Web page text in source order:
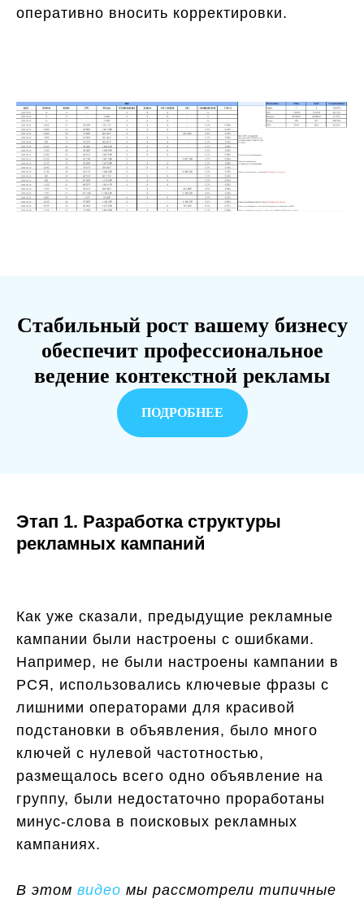
оперативно вносить корректировки.
Стабильный рост вашему бизнесу
обеспечит профессиональное
ведение контекстной рекламы
ПОДРОБНЕЕ
Этап 1. Разработка структуры
рекламных кампаний
Как уже сказали, предыдущие рекламные
кампании были настроены с ошибками.
Например, не были настроены кампании в
РСЯ, использовались ключевые фразы с
лишними операторами для красивой
подстановки в объявления, было много
ключей с нулевой частотностью,
размещалось всего одно объявление на
группу, были недостаточно проработаны
минус-слова в поисковых рекламных
кампаниях.
В этом видео мы рассмотрели типичные